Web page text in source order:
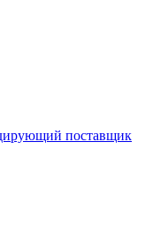
поставщик